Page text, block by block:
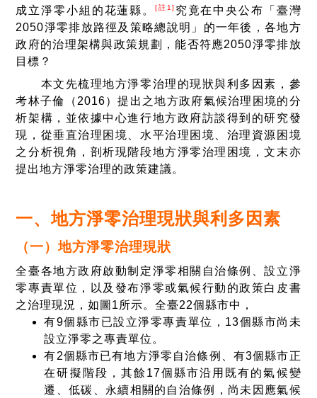
成立淨零小組的花蓮縣。[註1] 究竟在中央公布「臺灣
2050淨零排放路徑及策略總說明」的一年後，各地方
政府的治理架構與政策規劃，能否符應2050淨零排放
目標？
本文先梳理地方淨零治理的現狀與利多因素，參
考林子倫（2016）提出之地方政府氣候治理困境的分
析架構，並依據中心進行地方政府訪談得到的研究發
現，從垂直治理困境、水平治理困境、治理資源困境
之分析視角，剖析現階段地方淨零治理困境，文末亦
提出地方淨零治理的政策建議。
一、地方淨零治理現狀與利多因素
（一）地方淨零治理現狀
全臺各地方政府啟動制定淨零相關自治條例、設立淨
零專責單位，以及發布淨零或氣候行動的政策白皮書
之治理現況，如圖1所示。全臺22個縣市中，
有9個縣市已設立淨零專責單位，13個縣市尚未
設立淨零之專責單位。
有2個縣市已有地方淨零自治條例、有3個縣市正
在研擬階段，其餘17個縣市沿用既有的氣候變
遷、低碳、永續相關的自治條例，尚未因應氣候